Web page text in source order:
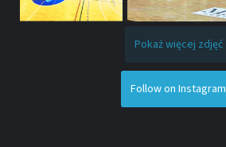
Pokaż więcej zdjęć
Follow on Instagram